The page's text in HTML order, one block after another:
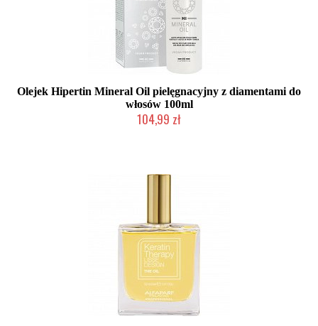
Olejek Hipertin Mineral Oil pielęgnacyjny z diamentami do
włosów 100ml
104,99 zł